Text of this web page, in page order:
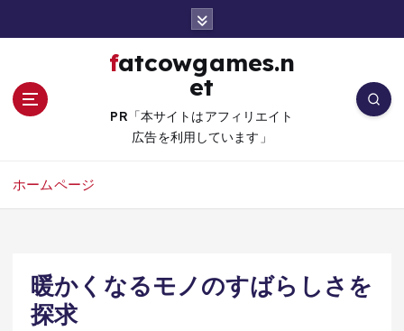
fatcowgames.n
et
PR「本サイトはアフィリエイト
広告を利用しています」
ホームページ
暖かくなるモノのすばらしさを
探求